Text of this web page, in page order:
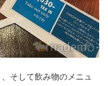
そして飲み物のメニュ